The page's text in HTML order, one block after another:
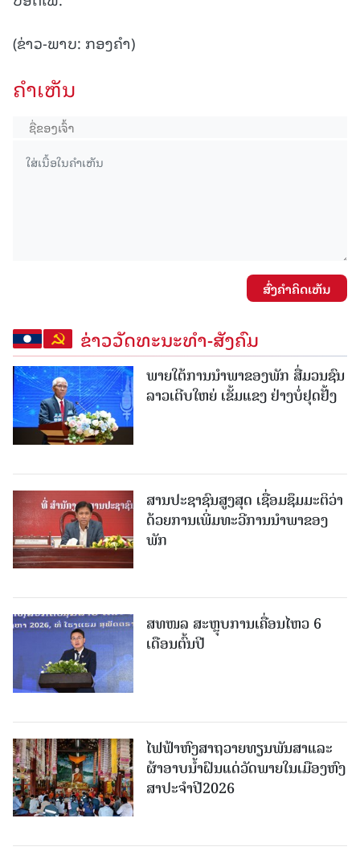
(ຂ່າວ-ພາບ: ກອງຄໍາ)
ຄໍາເຫັນ
ສົ່ງຄໍາຄິດເຫັນ
ຂ່າວວັດທະນະທຳ-ສັງຄົມ
ພາຍໃຕ້ການນໍາພາຂອງພັກ ສື່ມວນຊົນ
ລາວເຕີບໃຫຍ່ ເຂັ້ມແຂງ ຢ່າງບໍ່ຢຸດຢັ້ງ
ສານປະຊາຊົນສູງສຸດ ເຊື່ອມຊຶມມະຕິວ່າ
ດ້ວຍການເພີ່ມທະວີການນຳພາຂອງ
ພັກ
ສທໜລ ສະຫຼຸບການເຄື່ອນໄຫວ 6
ເດືອນຕົ້ນປີ
ໄຟຟ້າຫົງສາຖວາຍທຽນພັນສາແລະ
ຜ້າອາບນໍ້າຝົນແດ່ວັດພາຍໃນເມືອງຫົງ
ສາປະຈໍາປີ2026